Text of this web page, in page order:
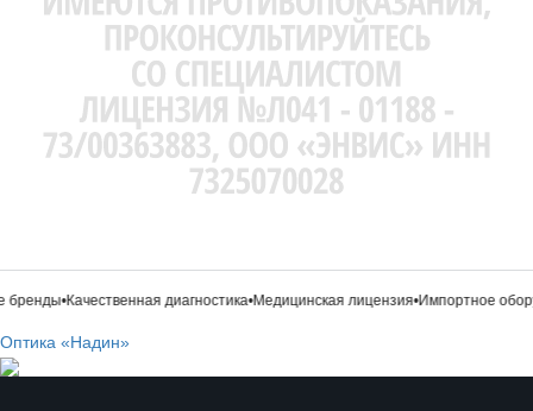
•Качественная диагностика•Медицинская лицензия•Импортное
Оптика «Надин»